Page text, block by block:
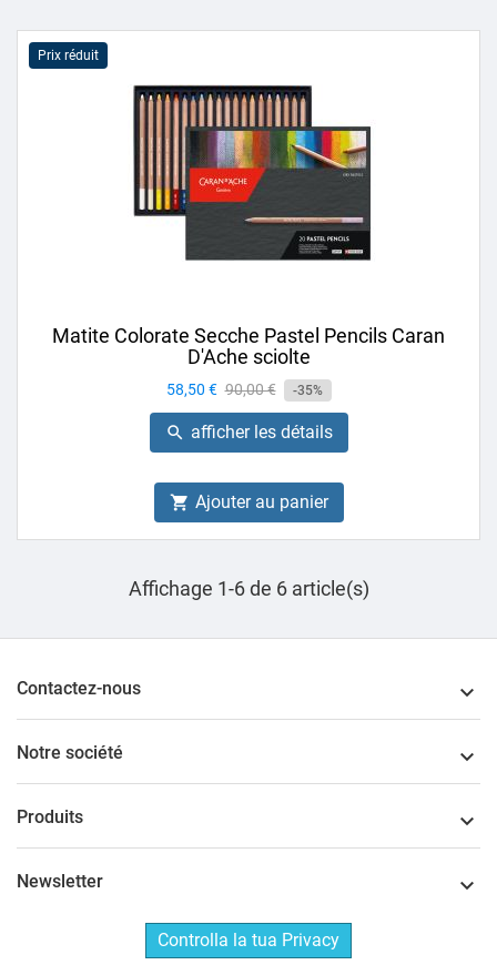
Prix réduit
Matite Colorate Secche Pastel Pencils Caran
D'Ache sciolte
Prix
58,50 € Prix
de
base
90,00 € -35%
 afficher les détails
 Ajouter au panier
Affichage 1-6 de 6 article(s)
Contactez-nous 
Notre société 
Produits 
Newsletter 
Controlla la tua Privacy